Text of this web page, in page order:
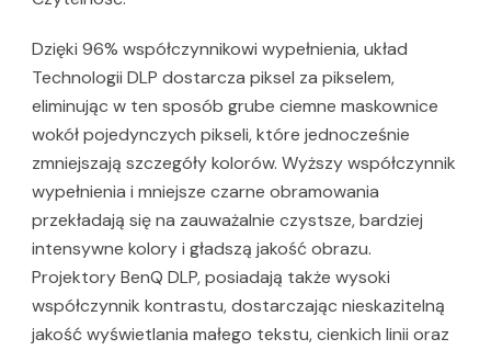
Dzięki 96% współczynnikowi wypełnienia, układ
Technologii DLP dostarcza piksel za pikselem,
eliminując w ten sposób grube ciemne maskownice
wokół pojedynczych pikseli, które jednocześnie
zmniejszają szczegóły kolorów. Wyższy współczynnik
wypełnienia i mniejsze czarne obramowania
przekładają się na zauważalnie czystsze, bardziej
intensywne kolory i gładszą jakość obrazu.
Projektory BenQ DLP, posiadają także wysoki
współczynnik kontrastu, dostarczając nieskazitelną
jakość wyświetlania małego tekstu, cienkich linii oraz